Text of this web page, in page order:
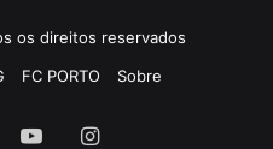
os direitos reservados
FC PORTO Sobre
YouTubeInstagram